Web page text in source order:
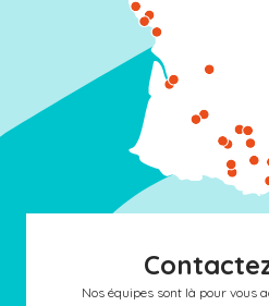
Nos équipes sont là pour vous